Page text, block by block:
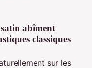
satin abîment
classiques
sur les